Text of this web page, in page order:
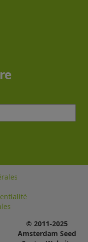
© 2011-2025
Amsterdam Seed